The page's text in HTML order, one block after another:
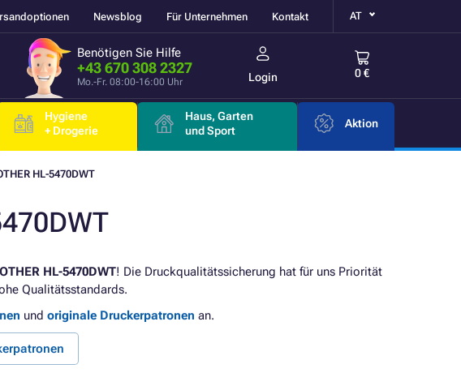
Newsblog Für Unternehmen Kontakt AT
Benötigen Sie Hilfe
+43 670 308 2327
Mo.-Fr. 08:00-16:00 Uhr Login 0 €
Hygiene
+ Drogerie
Haus, Garten
und Sport
Aktion
HL-5470DWT
HL-5470DWT! Die Druckqualitätssicherung hat für uns Priorität
Qualitätsstandards.
und originale Druckerpatronen an.